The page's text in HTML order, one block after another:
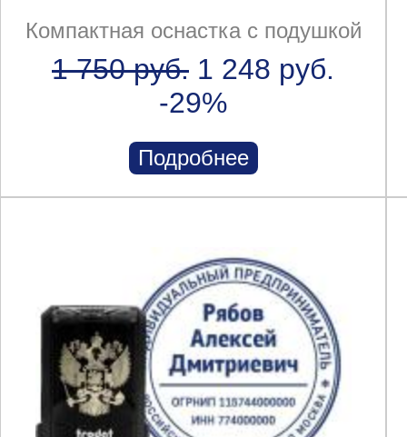
Компактная оснастка с подушкой
1 750 руб. 1 248 руб.
-29%
Подробнее